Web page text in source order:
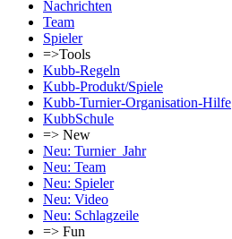
Nachrichten
Team
Spieler
=>Tools
Kubb-Regeln
Kubb-Produkt/Spiele
Kubb-Turnier-Organisation-Hilfe
KubbSchule
=> New
Neu: Turnier_Jahr
Neu: Team
Neu: Spieler
Neu: Video
Neu: Schlagzeile
=> Fun